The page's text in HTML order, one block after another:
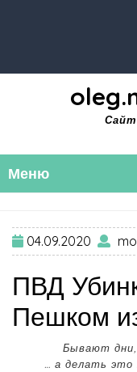
Меню
04.09.2020 mo
ПВД
Пешком
Бывают дни,
… а делать это